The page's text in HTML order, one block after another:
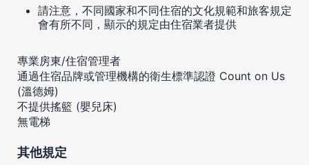
請注意，不同國家和不同住宿的文化規範和旅客規定
會有所不同，顯示的規定由住宿業者提供
專業房東/住宿管理者
通過住宿品牌或管理機構的衛生標準認證 Count on Us
(溫德姆)
不提供搖籃 (嬰兒床)
無電梯
其他規定